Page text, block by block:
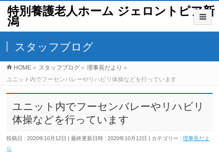
特別養護老人ホーム ジェロントピア新
潟
スタッフブログ
HOME » スタッフブログ » 理事長だより »
ユニット内でフーセンバレーやリハビリ体操などを行っています
ユニット内でフーセンバレーやリハビリ
体操などを行っています
投稿日 : 2020年10月12日 最終更新日時 : 2020年10月12日 カテゴリー :理事長だよ
り